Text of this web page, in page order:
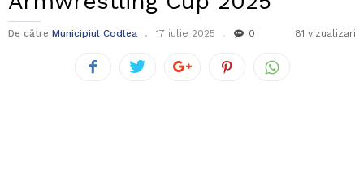
De către Municipiul Codlea 17 iulie 2025 0 81 vizualizari